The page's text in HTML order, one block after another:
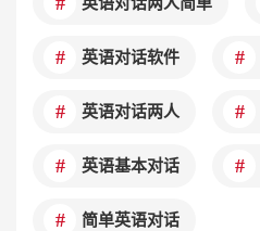
英语对话软件
英语对话两人
英语基本对话
简单英语对话